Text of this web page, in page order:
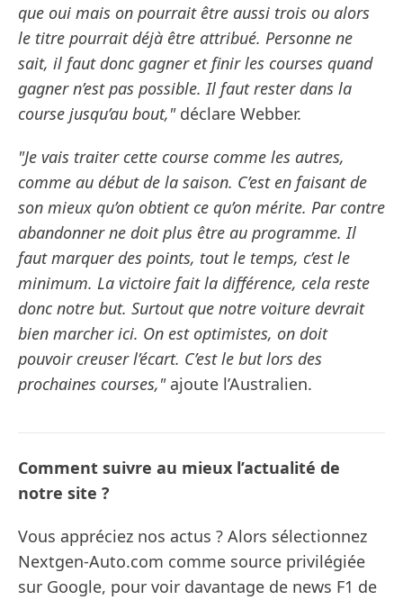
que oui mais on pourrait être aussi trois ou alors
le titre pourrait déjà être attribué. Personne ne
sait, il faut donc gagner et finir les courses quand
gagner n’est pas possible. Il faut rester dans la
course jusqu’au bout,"déclare Webber.
"Je vais traiter cette course comme les autres,
comme au début de la saison. C’est en faisant de
son mieux qu’on obtient ce qu’on mérite. Par contre
abandonner ne doit plus être au programme. Il
faut marquer des points, tout le temps, c’est le
minimum. La victoire fait la différence, cela reste
donc notre but. Surtout que notre voiture devrait
bien marcher ici. On est optimistes, on doit
pouvoir creuser l’écart. C’est le but lors des
prochaines courses,"ajoute l’Australien.
Comment suivre au mieux l’actualité de
notre site ?
Vous appréciez nos actus ? Alors sélectionnez
Nextgen-Auto.com comme source privilégiée
sur Google, pour voir davantage de news F1 de